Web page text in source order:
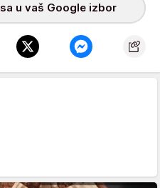
u vaš Google izbor